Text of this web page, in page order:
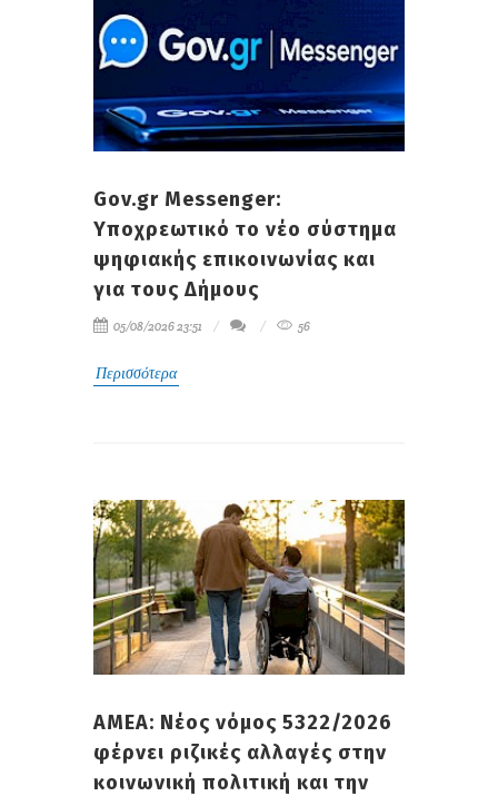
Gov.gr Messenger:
Υποχρεωτικό το νέο σύστημα
ψηφιακής επικοινωνίας και
για τους Δήμους
05/08/2026 23:51 56
Περισσότερα
ΑΜΕΑ: Νέος νόμος 5322/2026
φέρνει ριζικές αλλαγές στην
κοινωνική πολιτική και την